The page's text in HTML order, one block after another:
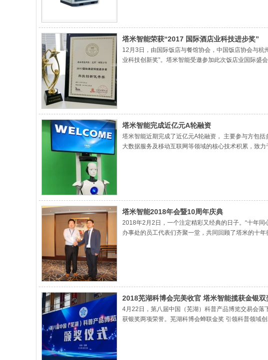
塔米智能荣获“2017 国际酒店业科技进步奖”
12月3日，由国际饭店与餐馆协会，中国饭店协会与
业科技创新奖”。塔米智能受邀参加此次饭店业国际盛
塔米智能完成近亿元A轮融资
塔米智能近期完成了近亿元A轮融资， 主要参与方包
大数据服务及移动互联网等领域的核心技术积累，致
塔米智能2018年会暨10周年庆典
2018年2月2日，一个注定精彩又经典的日子。“十年同
办事处的员工代表们齐聚一堂，共同回顾了塔米的十
2018芜湖科博会完美收官 塔米智能揽获金银双
4月22日，第八届中国（芜湖）科普产品博览交易会
获银奖两项荣誉。芜湖科博会蝉联金奖 引领科普领域